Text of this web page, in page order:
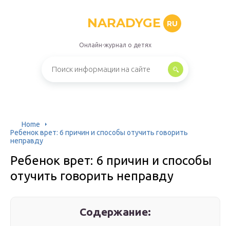
NARADYGE RU
Онлайн-журнал о детях
Home
Ребенок врет: 6 причин и способы отучить говорить
неправду
Ребенок врет: 6 причин и способы
отучить говорить неправду
Содержание: